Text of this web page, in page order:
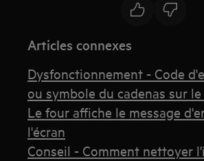
Articles connexes
Dysfonctionnement - Code
ou symbole du cadenas sur
Le four affiche le message
l'écran
Conseil - Comment nettoyer